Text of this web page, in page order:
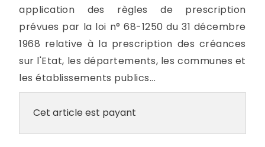
application des règles de prescription
prévues par la loi n° 68-1250 du 31 décembre
1968 relative à la prescription des créances
sur l'Etat, les départements, les communes et
les établissements publics...
Cet article est payant